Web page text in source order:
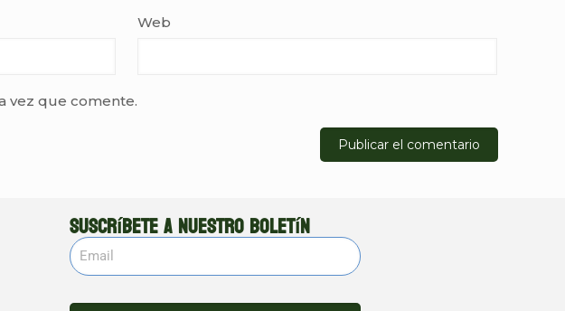
Web
vez que comente.
Suscríbete a nuestro boletín